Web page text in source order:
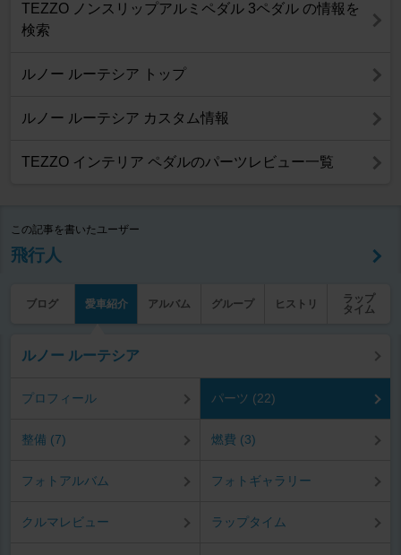
TEZZO ノンスリップアルミペダル 3ペダル の情報を
検索
ルノー ルーテシア トップ
ルノー ルーテシア カスタム情報
TEZZO インテリア ペダルのパーツレビュー一覧
この記事を書いたユーザー
飛行人
ブログ 愛車紹介 アルバム グループ ヒストリ
ラップ
タイム
ルノー ルーテシア
プロフィール パーツ (22)
整備 (7) 燃費 (3)
フォトアルバム フォトギャラリー
クルマレビュー ラップタイム